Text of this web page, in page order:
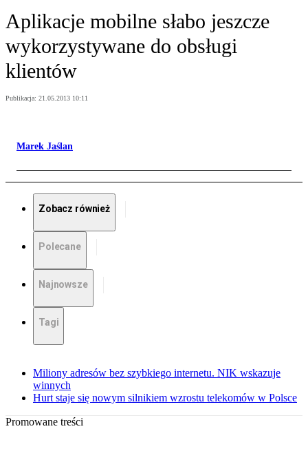
Aplikacje mobilne słabo jeszcze
wykorzystywane do obsługi
klientów
Publikacja: 21.05.2013 10:11
Marek Jaślan
Zobacz również
Polecane
Najnowsze
Tagi
Miliony adresów bez szybkiego internetu. NIK wskazuje
winnych
Hurt staje się nowym silnikiem wzrostu telekomów w Polsce
Promowane treści